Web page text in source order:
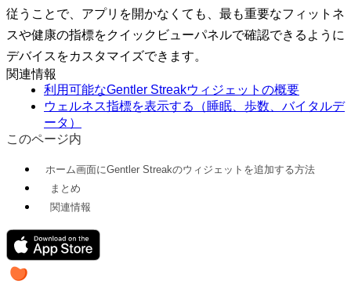
従うことで、アプリを開かなくても、最も重要なフィットネ
スや健康の指標をクイックビューパネルで確認できるように
デバイスをカスタマイズできます。
関連情報
利用可能なGentler Streakウィジェットの概要
ウェルネス指標を表示する（睡眠、歩数、バイタルデ
ータ）
このページ内
ホーム画面にGentler Streakのウィジェットを追加する方法
まとめ
関連情報